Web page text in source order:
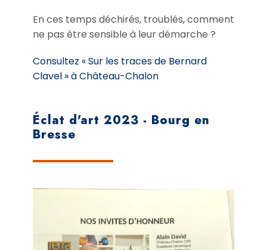
En ces temps déchirés, troublés, comment
ne pas être sensible à leur démarche ?
Consultez « Sur les traces de Bernard
Clavel » à Château-Chalon
Éclat d'art 2023 - Bourg en
Bresse